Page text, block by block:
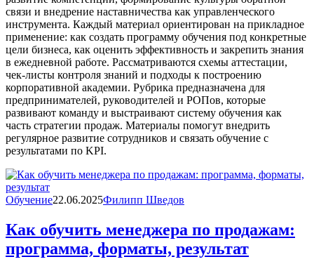
связи и внедрение наставничества как управленческого
инструмента. Каждый материал ориентирован на прикладное
применение: как создать программу обучения под конкретные
цели бизнеса, как оценить эффективность и закрепить знания
в ежедневной работе. Рассматриваются схемы аттестации,
чек-листы контроля знаний и подходы к построению
корпоративной академии. Рубрика предназначена для
предпринимателей, руководителей и РОПов, которые
развивают команду и выстраивают систему обучения как
часть стратегии продаж. Материалы помогут внедрить
регулярное развитие сотрудников и связать обучение с
результатами по KPI.
Обучение22.06.2025Филипп Шведов
Как обучить менеджера по продажам:
программа, форматы, результат